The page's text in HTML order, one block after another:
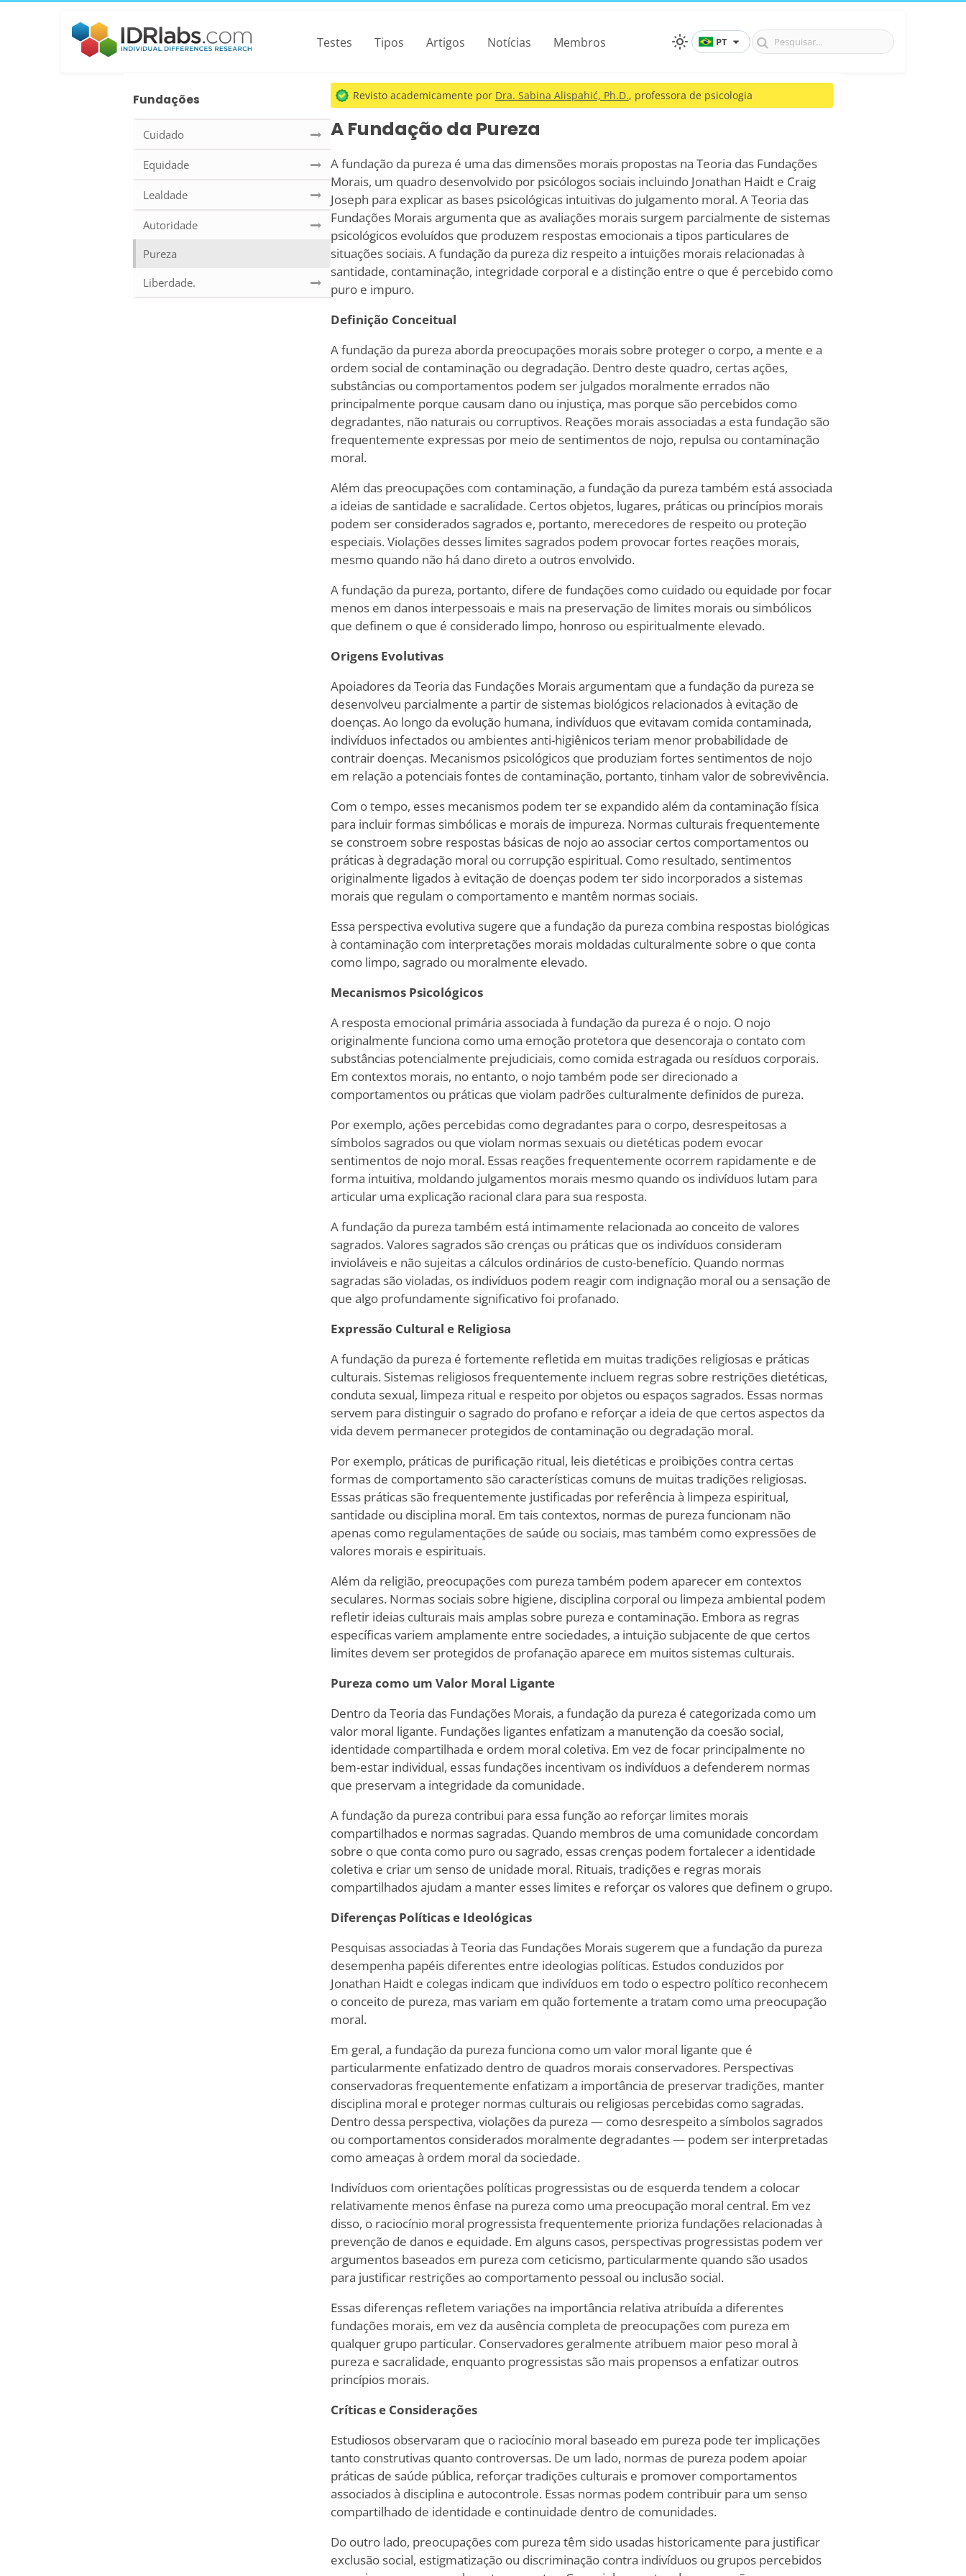
Testes Tipos Artigos Notícias Membros PT
Fundações
Cuidado
Equidade
Lealdade
Autoridade
Pureza
Liberdade.
Revisto academicamente por Dra. Sabina Alispahić, Ph.D., professora de psicologia
A Fundação da Pureza
A fundação da pureza é uma das dimensões morais propostas na Teoria das Fundações
Morais, um quadro desenvolvido por psicólogos sociais incluindo Jonathan Haidt e Craig
Joseph para explicar as bases psicológicas intuitivas do julgamento moral. A Teoria das
Fundações Morais argumenta que as avaliações morais surgem parcialmente de sistemas
psicológicos evoluídos que produzem respostas emocionais a tipos particulares de
situações sociais. A fundação da pureza diz respeito a intuições morais relacionadas à
santidade, contaminação, integridade corporal e a distinção entre o que é percebido como
puro e impuro.
Definição Conceitual
A fundação da pureza aborda preocupações morais sobre proteger o corpo, a mente e a
ordem social de contaminação ou degradação. Dentro deste quadro, certas ações,
substâncias ou comportamentos podem ser julgados moralmente errados não
principalmente porque causam dano ou injustiça, mas porque são percebidos como
degradantes, não naturais ou corruptivos. Reações morais associadas a esta fundação são
frequentemente expressas por meio de sentimentos de nojo, repulsa ou contaminação
moral.
Além das preocupações com contaminação, a fundação da pureza também está associada
a ideias de santidade e sacralidade. Certos objetos, lugares, práticas ou princípios morais
podem ser considerados sagrados e, portanto, merecedores de respeito ou proteção
especiais. Violações desses limites sagrados podem provocar fortes reações morais,
mesmo quando não há dano direto a outros envolvido.
A fundação da pureza, portanto, difere de fundações como cuidado ou equidade por focar
menos em danos interpessoais e mais na preservação de limites morais ou simbólicos
que definem o que é considerado limpo, honroso ou espiritualmente elevado.
Origens Evolutivas
Apoiadores da Teoria das Fundações Morais argumentam que a fundação da pureza se
desenvolveu parcialmente a partir de sistemas biológicos relacionados à evitação de
doenças. Ao longo da evolução humana, indivíduos que evitavam comida contaminada,
indivíduos infectados ou ambientes anti-higiênicos teriam menor probabilidade de
contrair doenças. Mecanismos psicológicos que produziam fortes sentimentos de nojo
em relação a potenciais fontes de contaminação, portanto, tinham valor de sobrevivência.
Com o tempo, esses mecanismos podem ter se expandido além da contaminação física
para incluir formas simbólicas e morais de impureza. Normas culturais frequentemente
se constroem sobre respostas básicas de nojo ao associar certos comportamentos ou
práticas à degradação moral ou corrupção espiritual. Como resultado, sentimentos
originalmente ligados à evitação de doenças podem ter sido incorporados a sistemas
morais que regulam o comportamento e mantêm normas sociais.
Essa perspectiva evolutiva sugere que a fundação da pureza combina respostas biológicas
à contaminação com interpretações morais moldadas culturalmente sobre o que conta
como limpo, sagrado ou moralmente elevado.
Mecanismos Psicológicos
A resposta emocional primária associada à fundação da pureza é o nojo. O nojo
originalmente funciona como uma emoção protetora que desencoraja o contato com
substâncias potencialmente prejudiciais, como comida estragada ou resíduos corporais.
Em contextos morais, no entanto, o nojo também pode ser direcionado a
comportamentos ou práticas que violam padrões culturalmente definidos de pureza.
Por exemplo, ações percebidas como degradantes para o corpo, desrespeitosas a
símbolos sagrados ou que violam normas sexuais ou dietéticas podem evocar
sentimentos de nojo moral. Essas reações frequentemente ocorrem rapidamente e de
forma intuitiva, moldando julgamentos morais mesmo quando os indivíduos lutam para
articular uma explicação racional clara para sua resposta.
A fundação da pureza também está intimamente relacionada ao conceito de valores
sagrados. Valores sagrados são crenças ou práticas que os indivíduos consideram
invioláveis e não sujeitas a cálculos ordinários de custo-benefício. Quando normas
sagradas são violadas, os indivíduos podem reagir com indignação moral ou a sensação de
que algo profundamente significativo foi profanado.
Expressão Cultural e Religiosa
A fundação da pureza é fortemente refletida em muitas tradições religiosas e práticas
culturais. Sistemas religiosos frequentemente incluem regras sobre restrições dietéticas,
conduta sexual, limpeza ritual e respeito por objetos ou espaços sagrados. Essas normas
servem para distinguir o sagrado do profano e reforçar a ideia de que certos aspectos da
vida devem permanecer protegidos de contaminação ou degradação moral.
Por exemplo, práticas de purificação ritual, leis dietéticas e proibições contra certas
formas de comportamento são características comuns de muitas tradições religiosas.
Essas práticas são frequentemente justificadas por referência à limpeza espiritual,
santidade ou disciplina moral. Em tais contextos, normas de pureza funcionam não
apenas como regulamentações de saúde ou sociais, mas também como expressões de
valores morais e espirituais.
Além da religião, preocupações com pureza também podem aparecer em contextos
seculares. Normas sociais sobre higiene, disciplina corporal ou limpeza ambiental podem
refletir ideias culturais mais amplas sobre pureza e contaminação. Embora as regras
específicas variem amplamente entre sociedades, a intuição subjacente de que certos
limites devem ser protegidos de profanação aparece em muitos sistemas culturais.
Pureza como um Valor Moral Ligante
Dentro da Teoria das Fundações Morais, a fundação da pureza é categorizada como um
valor moral ligante. Fundações ligantes enfatizam a manutenção da coesão social,
identidade compartilhada e ordem moral coletiva. Em vez de focar principalmente no
bem-estar individual, essas fundações incentivam os indivíduos a defenderem normas
que preservam a integridade da comunidade.
A fundação da pureza contribui para essa função ao reforçar limites morais
compartilhados e normas sagradas. Quando membros de uma comunidade concordam
sobre o que conta como puro ou sagrado, essas crenças podem fortalecer a identidade
coletiva e criar um senso de unidade moral. Rituais, tradições e regras morais
compartilhados ajudam a manter esses limites e reforçar os valores que definem o grupo.
Diferenças Políticas e Ideológicas
Pesquisas associadas à Teoria das Fundações Morais sugerem que a fundação da pureza
desempenha papéis diferentes entre ideologias políticas. Estudos conduzidos por
Jonathan Haidt e colegas indicam que indivíduos em todo o espectro político reconhecem
o conceito de pureza, mas variam em quão fortemente a tratam como uma preocupação
moral.
Em geral, a fundação da pureza funciona como um valor moral ligante que é
particularmente enfatizado dentro de quadros morais conservadores. Perspectivas
conservadoras frequentemente enfatizam a importância de preservar tradições, manter
disciplina moral e proteger normas culturais ou religiosas percebidas como sagradas.
Dentro dessa perspectiva, violações da pureza — como desrespeito a símbolos sagrados
ou comportamentos considerados moralmente degradantes — podem ser interpretadas
como ameaças à ordem moral da sociedade.
Indivíduos com orientações políticas progressistas ou de esquerda tendem a colocar
relativamente menos ênfase na pureza como uma preocupação moral central. Em vez
disso, o raciocínio moral progressista frequentemente prioriza fundações relacionadas à
prevenção de danos e equidade. Em alguns casos, perspectivas progressistas podem ver
argumentos baseados em pureza com ceticismo, particularmente quando são usados
para justificar restrições ao comportamento pessoal ou inclusão social.
Essas diferenças refletem variações na importância relativa atribuída a diferentes
fundações morais, em vez da ausência completa de preocupações com pureza em
qualquer grupo particular. Conservadores geralmente atribuem maior peso moral à
pureza e sacralidade, enquanto progressistas são mais propensos a enfatizar outros
princípios morais.
Críticas e Considerações
Estudiosos observaram que o raciocínio moral baseado em pureza pode ter implicações
tanto construtivas quanto controversas. De um lado, normas de pureza podem apoiar
práticas de saúde pública, reforçar tradições culturais e promover comportamentos
associados à disciplina e autocontrole. Essas normas podem contribuir para um senso
compartilhado de identidade e continuidade dentro de comunidades.
Do outro lado, preocupações com pureza têm sido usadas historicamente para justificar
exclusão social, estigmatização ou discriminação contra indivíduos ou grupos percebidos